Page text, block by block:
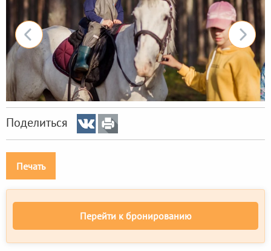
Поделиться
Печать
Перейти к бронированию